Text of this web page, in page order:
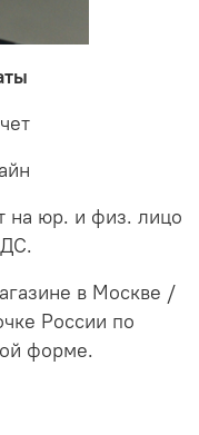
на юр. и физ. лицо
в Москве /
России по
форме.